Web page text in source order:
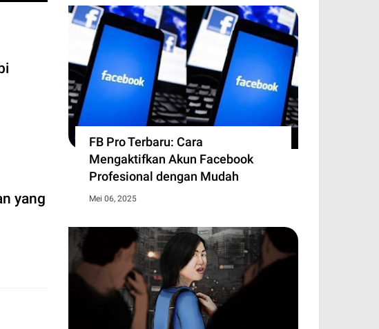
Menjerumuskan Keluarga ke Jurang
PBI BPJS Kesehatan Jadi Kebutuhan
hanya menjadi tantangan besar bagi kesehatan masyarakat, tetapi
baru. Beban biaya pengobatan jangka p…
yang
FB Pro Terbaru: Cara
Mengaktifkan Akun Facebook
Profesional dengan Mudah
Mei 06, 2025